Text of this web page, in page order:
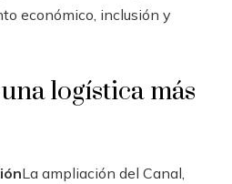
económico, inclusión y
logística más
La ampliación del Canal,